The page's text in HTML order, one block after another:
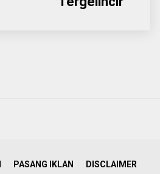
PASANG IKLAN DISCLAIMER